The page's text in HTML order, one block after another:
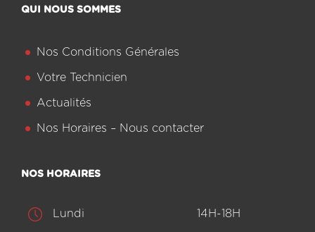
QUI NOUS SOMMES
Nos Conditions Générales
Votre Technicien
Actualités
Nos Horaires – Nous contacter
NOS HORAIRES
Lundi 14H-18H